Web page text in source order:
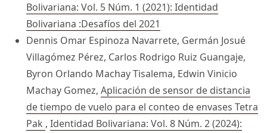
Bolivariana: Vol. 5 Núm. 1 (2021): Identidad
Bolivariana :Desafíos del 2021
Dennis Omar Espinoza Navarrete, Germán Josué
Villagómez Pérez, Carlos Rodrigo Ruiz Guangaje,
Byron Orlando Machay Tisalema, Edwin Vinicio
Machay Gomez, Aplicación de sensor de distancia
de tiempo de vuelo para el conteo de envases Tetra
Pak , Identidad Bolivariana: Vol. 8 Núm. 2 (2024):